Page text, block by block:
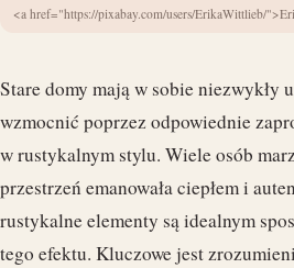
<a href="https://pixabay.com/users/ErikaWittlieb/
Stare domy mają w sobie niezwykły
wzmocnić poprzez odpowiednie
w rustykalnym stylu. Wiele osób
przestrzeń emanowała ciepłem i
rustykalne elementy są idealnym
tego efektu. Kluczowe jest